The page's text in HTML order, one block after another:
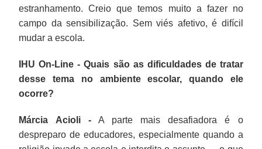
estranhamento. Creio que temos muito a fazer no
campo da sensibilização. Sem viés afetivo, é difícil
mudar a escola.
IHU On-Line - Quais são as dificuldades de tratar
desse tema no ambiente escolar, quando ele
ocorre?
Márcia Acioli -A parte mais desafiadora é o
despreparo de educadores, especialmente quando a